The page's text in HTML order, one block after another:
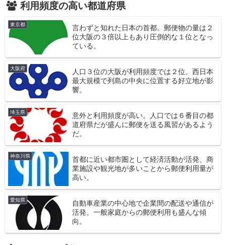
利用頻度の高い都道府県
東京都
言わずと知れた日本の首都。郵便物の量は２
位大阪の３倍以上もあり圧倒的な１位となっ
ている。
大阪府
人口３位の大阪が利用頻度では２位。西日本
最大規模で列島の中央に位置する好立地が影
響。
埼玉県
意外と利用頻度が高い。人口では６番目の都
道府県だが盛んに郵便を送る風習があるよう
だ。
神奈川県
首都に近い都市圏として経済活動が活発、商
業施設や観光地が多いことから郵便利用量が
高い。
愛知県
自動車産業の中心地で企業間の配送や通信が
活発。一般家庭からの郵便利用も盛んな傾
向。